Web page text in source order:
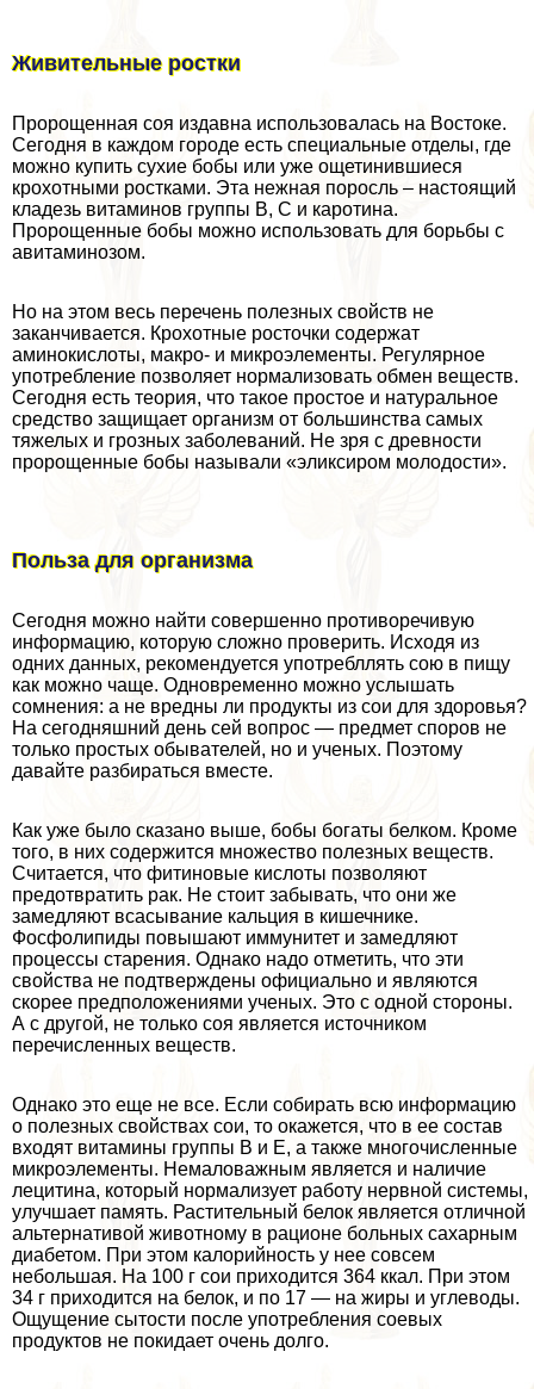
Живительные ростки
Пророщенная соя издавна использовалась на Востоке.
Сегодня в каждом городе есть специальные отделы, где
можно купить сухие бобы или уже ощетинившиеся
крохотными ростками. Эта нежная поросль – настоящий
кладезь витаминов группы B, С и каротина.
Пророщенные бобы можно использовать для борьбы с
авитаминозом.
Но на этом весь перечень полезных свойств не
заканчивается. Крохотные росточки содержат
аминокислоты, макро- и микроэлементы. Регулярное
употрeбление позволяет нормализовать обмен веществ.
Сегодня есть теория, что такое простое и натуральное
средство защищает организм от большинства самых
тяжелых и грозных заболеваний. Не зря с древности
пророщенные бобы называли «эликсиром молодости».
Польза для организма
Сегодня можно найти совершенно противоречивую
информацию, которую сложно проверить. Исходя из
одних данных, рекомендуется употрeбллять сою в пищу
как можно чаще. Одновременно можно услышать
сомнения: а не вредны ли продукты из сои для здоровья?
На сегодняшний день сей вопрос — предмет споров не
только простых обывателей, но и ученых. Поэтому
давайте разбираться вместе.
Как уже было сказано выше, бобы богаты белком. Кроме
того, в них содержится множество полезных веществ.
Считается, что фитиновые кислоты позволяют
предотвратить paк. Не стоит забывать, что они же
замедляют всасывание кальция в кишечнике.
Фосфолипиды повышают иммунитет и замедляют
процессы старения. Однако надо отметить, что эти
свойства не подтверждены официально и являются
скорее предположениями ученых. Это с одной стороны.
А с другой, не только соя является источником
перечисленных веществ.
Однако это еще не все. Если собирать всю информацию
о полезных свойствах сои, то окажется, что в ее состав
входят витамины группы B и E, а также многочисленные
микроэлементы. Немаловажным является и наличие
лецитина, который нормализует работу нервной системы,
улучшает память. Растительный белок является отличной
альтернативой животному в рационе больных сахарным
диабетом. При этом калорийность у нее совсем
небольшая. На 100 г сои приходится 364 ккал. При этом
34 г приходится на белок, и по 17 — на жиры и углеводы.
Ощущение сытости после употрeбления соевых
продуктов не покидает очень долго.